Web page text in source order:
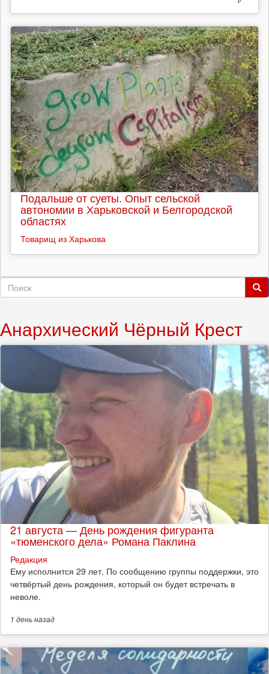
Подальше от суеты. Опыт сельской
автономии в Харьковской и Белгородской
областях
Товарищ из Харькова
Форма
Анархический Чёрный Крест
21 августа — День рождения фигуранта
«тюменского дела» Романа Паклина
Редакция
Ему исполнится 29 лет. По сообщению группы поддержки, это
четвёртый день рождения, который он будет встречать в
неволе.
1 деньназад